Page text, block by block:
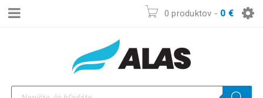
0 produktov - 0 €